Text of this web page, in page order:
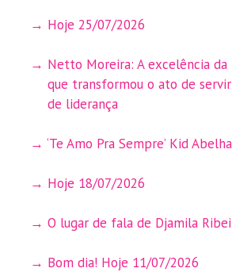
Hoje 25/07/2026
Netto Moreira: A excelência da
que transformou o ato de
de liderança
‘Te Amo Pra Sempre’ Kid Abelha
Hoje 18/07/2026
O lugar de fala de Djamila
Bom dia! Hoje 11/07/2026